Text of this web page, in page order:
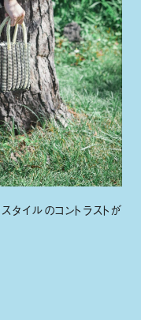
タイルのコントラストが